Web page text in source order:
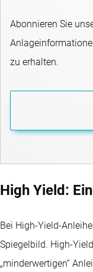
Abonnieren Sie
zu erhalten.
High Yield:
Bei High-Yield-
Spiegelbild. High-
„minderwertigen“